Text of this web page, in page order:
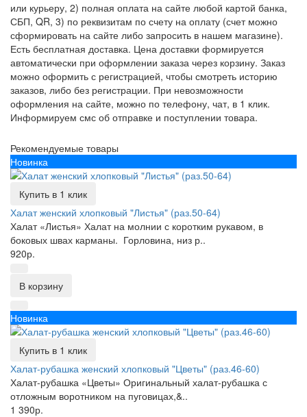
или курьеру, 2) полная оплата на сайте любой картой банка,
СБП, QR, 3) по реквизитам по счету на оплату (счет можно
сформировать на сайте либо запросить в нашем магазине).
Есть бесплатная доставка. Цена доставки формируется
автоматически при оформлении заказа через корзину. Заказ
можно оформить с регистрацией, чтобы смотреть историю
заказов, либо без регистрации. При невозможности
оформления на сайте, можно по телефону, чат, в 1 клик.
Информируем смс об отправке и поступлении товара.
Рекомендуемые товары
Новинка
Купить в 1 клик
Халат женский хлопковый "Листья" (раз.50-64)
Халат «Листья» Халат на молнии с коротким рукавом, в
боковых швах карманы. Горловина, низ р..
920р.
В корзину
Новинка
Купить в 1 клик
Халат-рубашка женский хлопковый "Цветы" (раз.46-60)
Халат-рубашка «Цветы» Оригинальный халат-рубашка с
отложным воротником на пуговицах,&..
1 390р.